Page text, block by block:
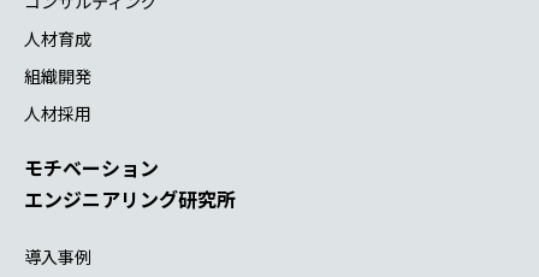
人材育成
組織開発
人材採用
モチベーション
エンジニアリング研究所
導入事例